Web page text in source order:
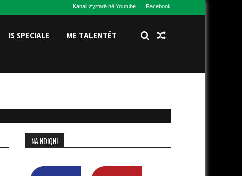
Kanali zyrtarë në Youtube Facebook
IS SPECIALE ME TALENTËT
NA NDIQNI